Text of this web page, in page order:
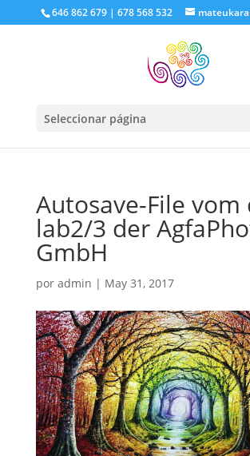
646 862 679 | 678 568 532
Seleccionar página
Autosave-File vom
lab2/3 der
GmbH
por admin | May 31, 2017